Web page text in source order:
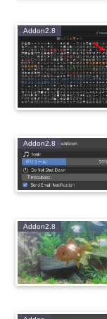
Addon2.8
Addon2.8
Addon2.8